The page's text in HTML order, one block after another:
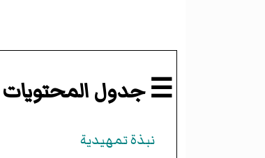
☰ جدول المحتويات
نبذة تمهيدية